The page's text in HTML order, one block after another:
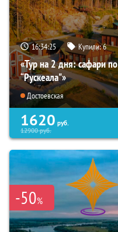
16:34:24 Купили:6
«Тур на 2 дня: сафари
“Рускеала"»
Достоевская
1620 руб.
12900руб.
-50%